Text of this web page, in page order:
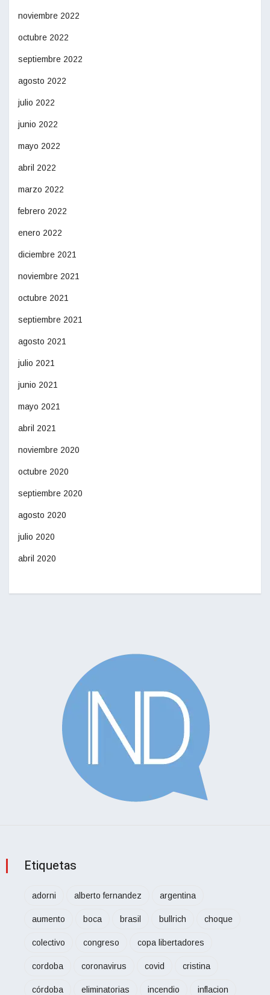
noviembre 2022
octubre 2022
septiembre 2022
agosto 2022
julio 2022
junio 2022
mayo 2022
abril 2022
marzo 2022
febrero 2022
enero 2022
diciembre 2021
noviembre 2021
octubre 2021
septiembre 2021
agosto 2021
julio 2021
junio 2021
mayo 2021
abril 2021
noviembre 2020
octubre 2020
septiembre 2020
agosto 2020
julio 2020
abril 2020
Etiquetas
adorni alberto fernandez argentina
aumento boca brasil bullrich choque
colectivo congreso copa libertadores
cordoba coronavirus covid cristina
córdoba eliminatorias incendio inflacion